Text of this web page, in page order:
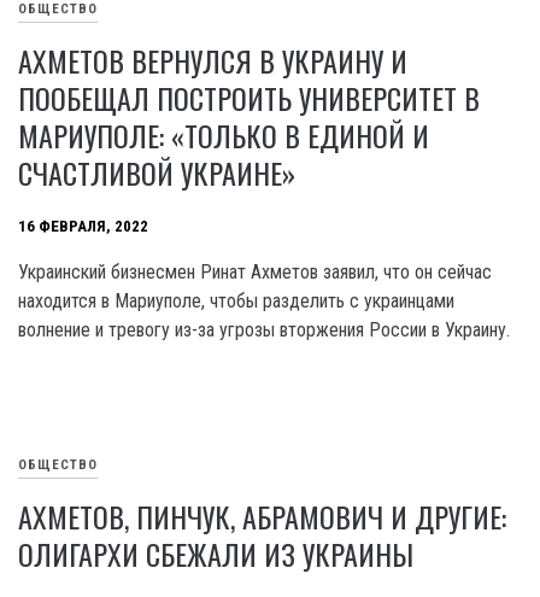
ОБЩЕСТВО
АХМЕТОВ ВЕРНУЛСЯ В УКРАИНУ И
ПООБЕЩАЛ ПОСТРОИТЬ УНИВЕРСИТЕТ В
МАРИУПОЛЕ: «ТОЛЬКО В ЕДИНОЙ И
СЧАСТЛИВОЙ УКРАИНЕ»
16 ФЕВРАЛЯ, 2022
Украинский бизнесмен Ринат Ахметов заявил, что он сейчас
находится в Мариуполе, чтобы разделить с украинцами
волнение и тревогу из-за угрозы вторжения России в Украину.
ОБЩЕСТВО
АХМЕТОВ, ПИНЧУК, АБРАМОВИЧ И ДРУГИЕ:
ОЛИГАРХИ СБЕЖАЛИ ИЗ УКРАИНЫ